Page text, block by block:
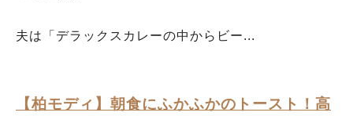
夫は「デラックスカレーの中からビー...
【柏モディ】朝食にふかふかのトースト！高